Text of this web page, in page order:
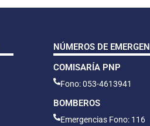
NÚMEROS DE
COMISARÍA PNP
Fono: 053-4613941
BOMBEROS
Emergencias Fono: 116